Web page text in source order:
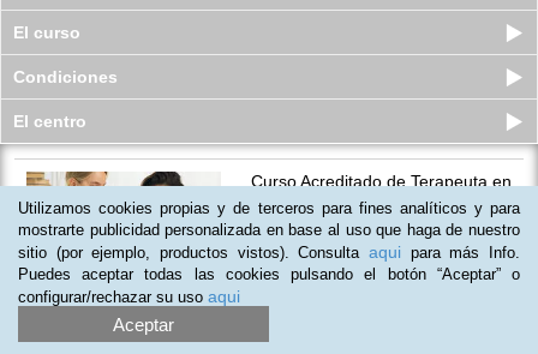
El curso
Condiciones
El centro
Curso Acreditado de Terapeuta en
Nutrición Holística y Aliment...
Plazas disponibles
S/. S/.630
Utilizamos cookies propias y de terceros para fines analíticos y para
mostrarte publicidad personalizada en base al uso que haga de nuestro
sitio (por ejemplo, productos vistos). Consulta aqui para más Info.
Puedes aceptar todas las cookies pulsando el botón “Aceptar” o
configurar/rechazar su uso aqui
Aceptar